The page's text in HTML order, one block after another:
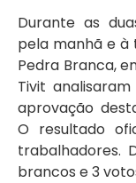
Durante as
pela manhã e à
Pedra Branca,
Tivit
aprovação
O resultado
trabalhadores.
brancos e 3